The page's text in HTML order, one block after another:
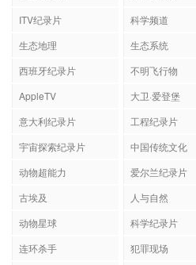
ITV纪录片
科学频道
生态地理
生态系统
西班牙纪录片
不明飞行物
AppleTV
大卫·爱登堡
意大利纪录片
工程纪录片
宇宙探索纪录片
中国传统文化
动物超能力
爱尔兰纪录片
古埃及
人与自然
动物星球
科学纪录片
连环杀手
犯罪现场